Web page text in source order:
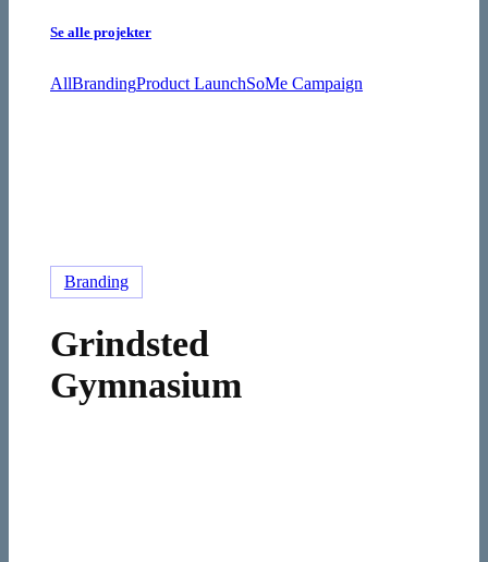
Se alle projekter
AllBrandingProduct LaunchSoMe Campaign
Grindsted
Gymnasium
Branding
Grindsted
Gymnasium